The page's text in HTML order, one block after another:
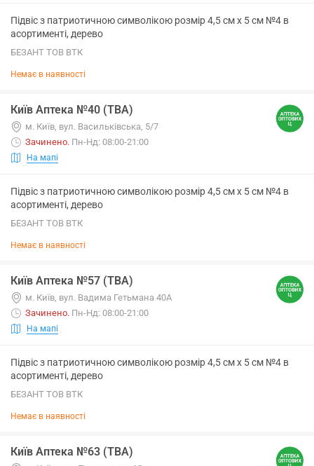
Підвіс з патриотичною символікою розмір 4,5 см х 5 см №4 в
асортименті, дерево
БЕЗАНТ ТОВ ВТК
Немає в наявності
Київ Аптека №40 (ТВА)
м. Київ, вул. Васильківська, 5/7
Зачинено. Пн-Нд: 08:00-21:00
На мапі
Підвіс з патриотичною символікою розмір 4,5 см х 5 см №4 в
асортименті, дерево
БЕЗАНТ ТОВ ВТК
Немає в наявності
Київ Аптека №57 (ТВА)
м. Київ, вул. Вадима Гетьмана 40А
Зачинено. Пн-Нд: 08:00-21:00
На мапі
Підвіс з патриотичною символікою розмір 4,5 см х 5 см №4 в
асортименті, дерево
БЕЗАНТ ТОВ ВТК
Немає в наявності
Київ Аптека №63 (ТВА)